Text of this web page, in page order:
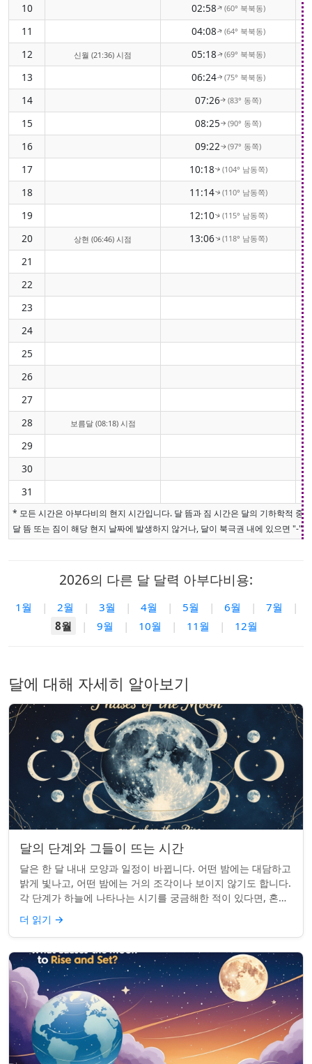
10 02:58↑(60° 북북동)
11 04:08↑(64° 북북동)
12 신월 (21:36) 시점 05:18↑(69° 북북동)
13 06:24↑(75° 북북동)
14 07:26↑(83° 동쪽)
15 08:25↑ (90° 동쪽)
16 09:22↑(97° 동쪽)
17 10:18↑(104° 남동쪽)
18 11:14↑(110° 남동쪽)
19 12:10↑(115° 남동쪽)
20 상현 (06:46) 시점 13:06↑(118° 남동쪽)
21
22
23
24
25
26
27
28
보름달 (08:18) 시점
29
30
31
* 모든 시간은 아부다비의 현지 시간입니다. 달 뜸과 짐 시간은 달의 기하학적 중
달 뜸 또는 짐이 해당 현지 날짜에 발생하지 않거나, 달이 북극권 내에 있으면 "-"
2026의 다른 달 달력 아부다비용:
1월 | 2월 | 3월 | 4월 | 5월 | 6월 | 7월
|
8월
| 9월 | 10월 | 11월 | 12월
달에 대해 자세히 알아보기
달의 단계와 그들이 뜨는 시간
달은 한 달 내내 모양과 일정이 바뀝니다. 어떤 밤에는 대담하고
밝게 빛나고, 어떤 밤에는 거의 조각이나 보이지 않기도 합니다.
각 단계가 하늘에 나타나는 시기를 궁금해한 적이 있다면, 혼자
가 아닙니다. 사실 그 타...
더 읽기 →